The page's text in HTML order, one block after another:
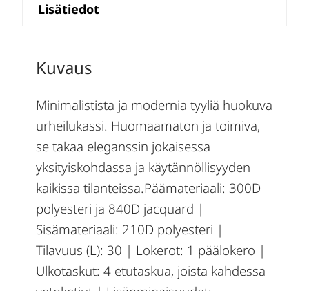
Lisätiedot
Kuvaus
Minimalistista ja modernia tyyliä huokuva
urheilukassi. Huomaamaton ja toimiva,
se takaa eleganssin jokaisessa
yksityiskohdassa ja käytännöllisyyden
kaikissa tilanteissa.Päämateriaali: 300D
polyesteri ja 840D jacquard |
Sisämateriaali: 210D polyesteri |
Tilavuus (L): 30 | Lokerot: 1 päälokero |
Ulkotaskut: 4 etutaskua, joista kahdessa